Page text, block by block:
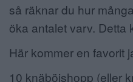
så räknar du hur
öka antalet varv. Detta
Här kommer en favorit
10 knäböjshopp (eller